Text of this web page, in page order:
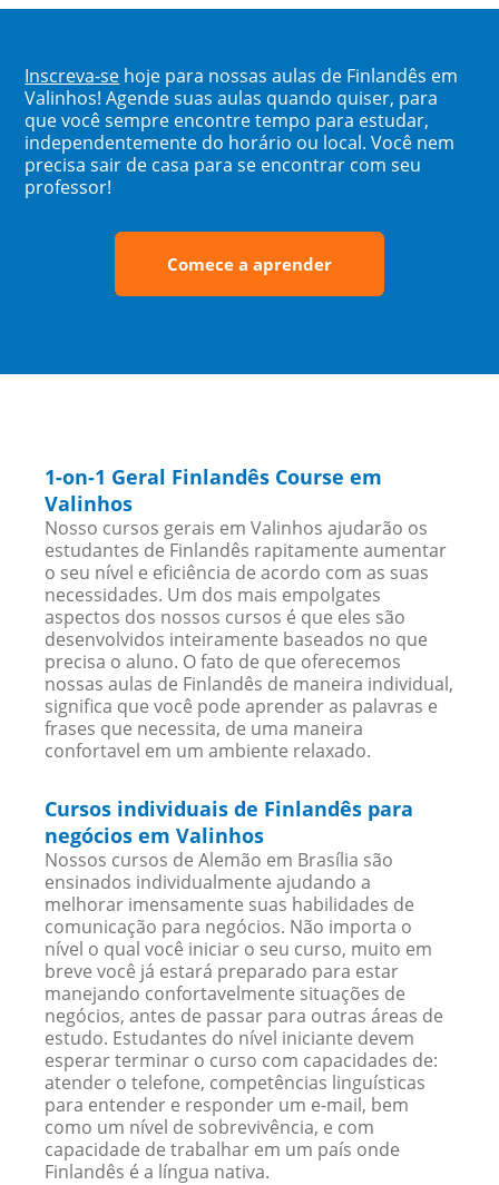
Inscreva-se hoje para nossas aulas de Finlandês em
Valinhos! Agende suas aulas quando quiser, para
que você sempre encontre tempo para estudar,
independentemente do horário ou local. Você nem
precisa sair de casa para se encontrar com seu
professor!
Comece a aprender
1-on-1 Geral Finlandês Course em
Valinhos
Nosso cursos gerais em Valinhos ajudarão os
estudantes de Finlandês rapitamente aumentar
o seu nível e eficiência de acordo com as suas
necessidades. Um dos mais empolgates
aspectos dos nossos cursos é que eles são
desenvolvidos inteiramente baseados no que
precisa o aluno. O fato de que oferecemos
nossas aulas de Finlandês de maneira individual,
significa que você pode aprender as palavras e
frases que necessita, de uma maneira
confortavel em um ambiente relaxado.
Cursos individuais de Finlandês para
negócios em Valinhos
Nossos cursos de Alemão em Brasília são
ensinados individualmente ajudando a
melhorar imensamente suas habilidades de
comunicação para negócios. Não importa o
nível o qual você iniciar o seu curso, muito em
breve você já estará preparado para estar
manejando confortavelmente situações de
negócios, antes de passar para outras áreas de
estudo. Estudantes do nível iniciante devem
esperar terminar o curso com capacidades de:
atender o telefone, competências linguísticas
para entender e responder um e-mail, bem
como um nível de sobrevivência, e com
capacidade de trabalhar em um país onde
Finlandês é a língua nativa.